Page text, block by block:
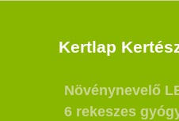
Kertlap
Növénynevelő
6 rekeszes